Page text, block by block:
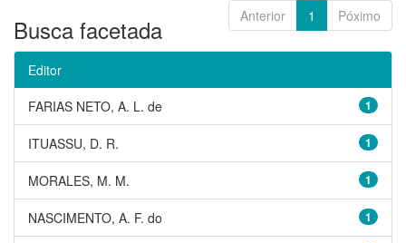
Anterior 1 Póximo
Busca facetada
Editor
1
FARIAS NETO, A. L. de
1
ITUASSU, D. R.
1
MORALES, M. M.
1
NASCIMENTO, A. F. do